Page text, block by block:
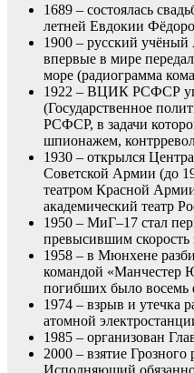
1689 – состоялась
летней Евдокии
1900 – русский
впервые в мире
море (радиограмма
1922 – ВЦИК РСФСР
(Государственное
РСФСР, в задачи
шпионажем,
1930 – открылся
Советской Армии (до
театром Красной
академический театр
1950 – МиГ–17 стал
превысившим скорость
1958 – в Мюнхене
командой «Манчестер
погибших было восемь
1974 – взрыв и утечка
атомной
1985 – организован
2000 – взятие
Исполняющий